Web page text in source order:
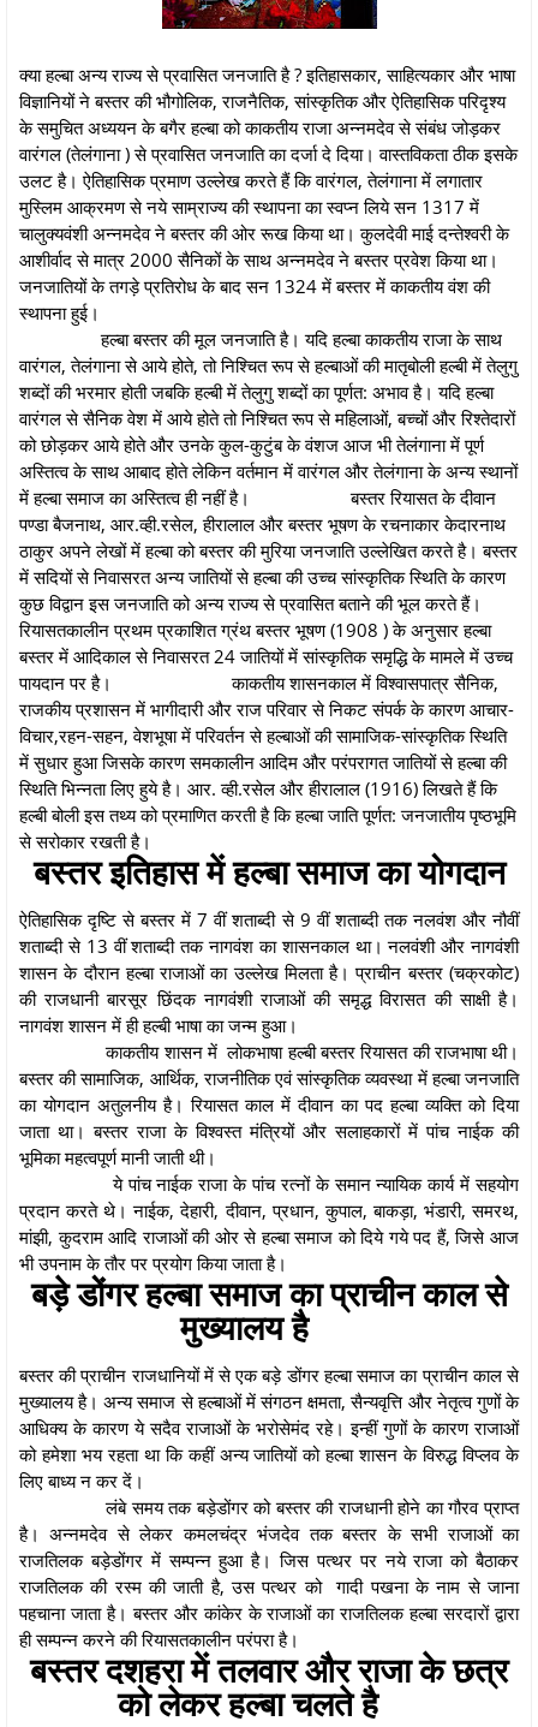
क्या हल्बा अन्य राज्य से प्रवासित जनजाति है ? इतिहासकार, साहित्यकार और भाषा
विज्ञानियों ने बस्तर की भौगोलिक, राजनैतिक, सांस्कृतिक और ऐतिहासिक परिदृश्य
के समुचित अध्ययन के बगैर हल्बा को काकतीय राजा अन्नमदेव से संबंध जोड़कर
वारंगल (तेलंगाना ) से प्रवासित जनजाति का दर्जा दे दिया। वास्तविकता ठीक इसके
उलट है। ऐतिहासिक प्रमाण उल्लेख करते हैं कि वारंगल, तेलंगाना में लगातार
मुस्लिम आक्रमण से नये साम्राज्य की स्थापना का स्वप्न लिये सन 1317 में
चालुक्यवंशी अन्नमदेव ने बस्तर की ओर रूख किया था। कुलदेवी माई दन्तेश्वरी के
आशीर्वाद से मात्र 2000 सैनिकों के साथ अन्नमदेव ने बस्तर प्रवेश किया था।
जनजातियों के तगड़े प्रतिरोध के बाद सन 1324 में बस्तर में काकतीय वंश की
स्थापना हुई।
हल्बा बस्तर की मूल जनजाति है। यदि हल्बा काकतीय राजा के साथ
वारंगल, तेलंगाना से आये होते, तो निश्चित रूप से हल्बाओं की मातृबोली हल्बी में तेलुगु
शब्दों की भरमार होती जबकि हल्बी में तेलुगु शब्दों का पूर्णत: अभाव है। यदि हल्बा
वारंगल से सैनिक वेश में आये होते तो निश्चित रूप से महिलाओं, बच्चों और रिश्तेदारों
को छोड़कर आये होते और उनके कुल-कुटुंब के वंशज आज भी तेलंगाना में पूर्ण
अस्तित्व के साथ आबाद होते लेकिन वर्तमान में वारंगल और तेलंगाना के अन्य स्थानों
में हल्बा समाज का अस्तित्व ही नहीं है।
बस्तर रियासत के दीवान
पण्डा बैजनाथ, आर.व्ही.रसेल, हीरालाल और बस्तर भूषण के रचनाकार केदारनाथ
ठाकुर अपने लेखों में हल्बा को बस्तर की मुरिया जनजाति उल्लेखित करते है। बस्तर
में सदियों से निवासरत अन्य जातियों से हल्बा की उच्च सांस्कृतिक स्थिति के कारण
कुछ विद्वान इस जनजाति को अन्य राज्य से प्रवासित बताने की भूल करते हैं।
रियासतकालीन प्रथम प्रकाशित ग्रंथ बस्तर भूषण (1908 ) के अनुसार हल्बा
बस्तर में आदिकाल से निवासरत 24 जातियों में सांस्कृतिक समृद्धि के मामले में उच्च
पायदान पर है।
काकतीय शासनकाल में विश्वासपात्र सैनिक,
राजकीय प्रशासन में भागीदारी और राज परिवार से निकट संपर्क के कारण आचार-
विचार,रहन-सहन, वेशभूषा में परिवर्तन से हल्बाओं की सामाजिक-सांस्कृतिक स्थिति
में सुधार हुआ जिसके कारण समकालीन आदिम और परंपरागत जातियों से हल्बा की
स्थिति भिन्नता लिए हुये है। आर. व्ही.रसेल और हीरालाल (1916) लिखते हैं कि
हल्बी बोली इस तथ्य को प्रमाणित करती है कि हल्बा जाति पूर्णत: जनजातीय पृष्ठभूमि
से सरोकार रखती है।
बस्तर इतिहास में हल्बा समाज का योगदान
ऐतिहासिक दृष्टि से बस्तर में 7 वीं शताब्दी से 9 वीं शताब्दी तक नलवंश और नौवीं
शताब्दी से 13 वीं शताब्दी तक नागवंश का शासनकाल था। नलवंशी और नागवंशी
शासन के दौरान हल्बा राजाओं का उल्लेख मिलता है। प्राचीन बस्तर (चक्रकोट)
की राजधानी बारसूर छिंदक नागवंशी राजाओं की समृद्ध विरासत की साक्षी है।
नागवंश शासन में ही हल्बी भाषा का जन्म हुआ।
काकतीय शासन में लोकभाषा हल्बी बस्तर रियासत की राजभाषा थी।
बस्तर की सामाजिक, आर्थिक, राजनीतिक एवं सांस्कृतिक व्यवस्था में हल्बा जनजाति
का योगदान अतुलनीय है। रियासत काल में दीवान का पद हल्बा व्यक्ति को दिया
जाता था। बस्तर राजा के विश्वस्त मंत्रियों और सलाहकारों में पांच नाईक की
भूमिका महत्वपूर्ण मानी जाती थी।
ये पांच नाईक राजा के पांच रत्नों के समान न्यायिक कार्य में सहयोग
प्रदान करते थे। नाईक, देहारी, दीवान, प्रधान, कुपाल, बाकड़ा, भंडारी, समरथ,
मांझी, कुदराम आदि राजाओं की ओर से हल्बा समाज को दिये गये पद हैं, जिसे आज
भी उपनाम के तौर पर प्रयोग किया जाता है।
बड़े डोंगर हल्बा समाज का प्राचीन काल से
मुख्यालय है
बस्तर की प्राचीन राजधानियों में से एक बड़े डोंगर हल्बा समाज का प्राचीन काल से
मुख्यालय है। अन्य समाज से हल्बाओं में संगठन क्षमता, सैन्यवृत्ति और नेतृत्व गुणों के
आधिक्य के कारण ये सदैव राजाओं के भरोसेमंद रहे। इन्हीं गुणों के कारण राजाओं
को हमेशा भय रहता था कि कहीं अन्य जातियों को हल्बा शासन के विरुद्ध विप्लव के
लिए बाध्य न कर दें।
लंबे समय तक बड़ेडोंगर को बस्तर की राजधानी होने का गौरव प्राप्त
है। अन्नमदेव से लेकर कमलचंद्र भंजदेव तक बस्तर के सभी राजाओं का
राजतिलक बड़ेडोंगर में सम्पन्न हुआ है। जिस पत्थर पर नये राजा को बैठाकर
राजतिलक की रस्म की जाती है, उस पत्थर को गादी पखना के नाम से जाना
पहचाना जाता है। बस्तर और कांकेर के राजाओं का राजतिलक हल्बा सरदारों द्वारा
ही सम्पन्न करने की रियासतकालीन परंपरा है।
बस्तर दशहरा में तलवार और राजा के छत्र
को लेकर हल्बा चलते है